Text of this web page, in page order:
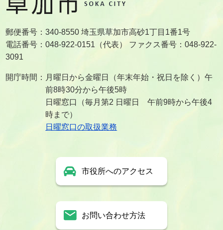
郵便番号：340-8550 埼玉県草加市高砂1丁目1番1号
電話番号：048-922-0151（代表） ファクス番号：048-922-
3091
開庁時間：月曜日から金曜日（年末年始・祝日を除く）午
前8時30分から午後5時
日曜窓口（毎月第2 日曜日 午前9時から午後4
時まで）
日曜窓口の取扱業務
市役所へのアクセス
お問い合わせ方法